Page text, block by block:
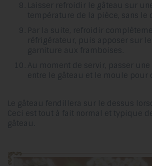
Laisser refroidir le gâteau sur
température de la pièce, sans le
Par la suite, refroidir
réfrigérateur, puis apposer sur
garniture aux framboises.
Au moment de servir, passer
entre le gâteau et le moule pour
Le gâteau fendillera sur le dessus
Ceci est tout à fait normal et typique
gâteau.